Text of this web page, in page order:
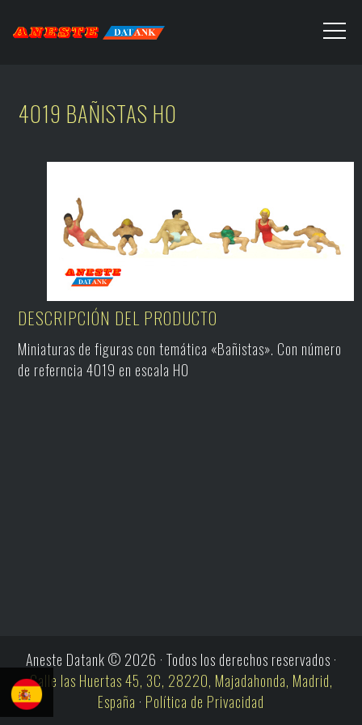
4019 BAÑISTAS H0
DESCRIPCIÓN DEL PRODUCTO
Miniaturas de figuras con temática «Bañistas». Con número
de referncia 4019 en escala H0
Aneste Datank © 2026 · Todos los derechos reservados ·
Calle las Huertas 45, 3C, 28220, Majadahonda, Madrid,
España · Política de Privacidad